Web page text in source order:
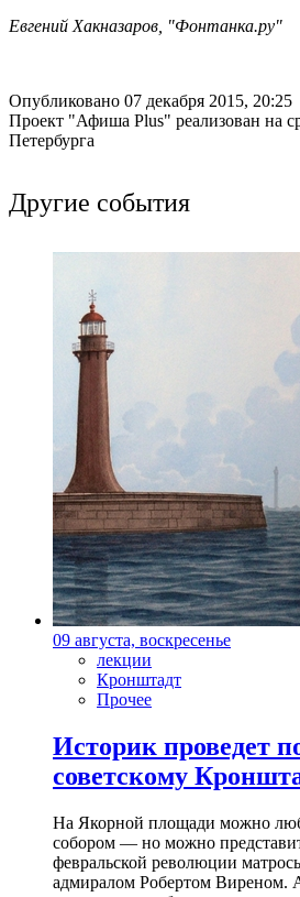
Евгений Хакназаров, "Фонтанка.ру"
Опубликовано 07 декабря 2015, 20:25
Проект "Афиша Plus" реализован на
Петербурга
Другие события
09 августа, воскресенье
лекции
Кронштадт
Прочее
Историк проведет
советскому
На Якорной площади можно
собором — но можно
февральской революции
адмиралом Робертом